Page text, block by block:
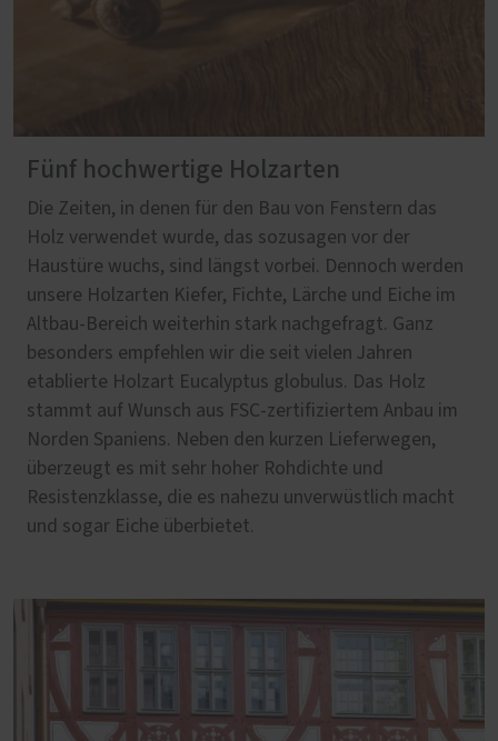
Fünf hochwertige Holzarten
Die Zeiten, in denen für den Bau von Fenstern das
Holz verwendet wurde, das sozusagen vor der
Haustüre wuchs, sind längst vorbei. Dennoch werden
unsere Holzarten Kiefer, Fichte, Lärche und Eiche im
Altbau-Bereich weiterhin stark nachgefragt. Ganz
besonders empfehlen wir die seit vielen Jahren
etablierte Holzart Eucalyptus globulus. Das Holz
stammt auf Wunsch aus FSC-zertifiziertem Anbau im
Norden Spaniens. Neben den kurzen Lieferwegen,
überzeugt es mit sehr hoher Rohdichte und
Resistenzklasse, die es nahezu unverwüstlich macht
und sogar Eiche überbietet.